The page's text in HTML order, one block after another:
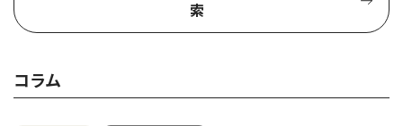
索
コラム